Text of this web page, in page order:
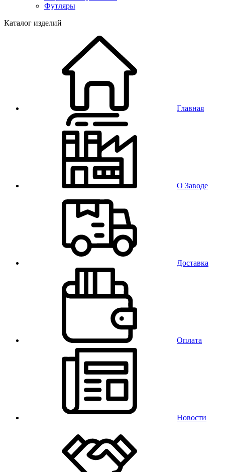
Футляры
Каталог изделий
Главная
О Заводе
Доставка
Оплата
Новости